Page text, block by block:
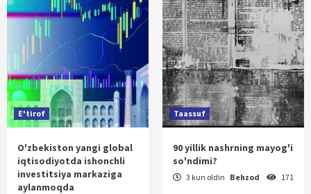
E'tirof
O'zbekiston yangi global
iqtisodiyotda ishonchli
investitsiya markaziga
aylanmoqda
Taassuf
90 yillik nashrning mayog'i
so'ndimi?
3 kun oldin Behzod 171